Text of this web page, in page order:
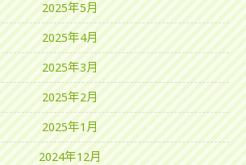
2025年5月
2025年4月
2025年3月
2025年2月
2025年1月
2024年12月